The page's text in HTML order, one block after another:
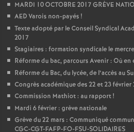
MARDI 10 OCTOBRE 2017 GRÈVE
AED Varois non-payés !
Texte adopté par le Conseil Syndical
2017
Stagiaires : formation syndicale le
Réforme du bac, parcours Avenir : Où en
Réforme du Bac, du lycée, de l’accès au
Congrès académique des 22 et 23 février
Commission Mathiot : au rapport!
Mardi 6 février : grève nationale
Grève du 22 mars : Communiqué
CGC-CGT-FAFP-FO-FSU-SOLIDAIRES